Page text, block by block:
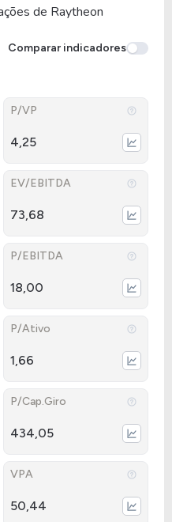
de Raytheon
Comparar indicadores
P/VP
4,25
EV/EBITDA
73,68
P/EBITDA
18,00
P/Ativo
1,66
P/Cap.Giro
434,05
VPA
50,44